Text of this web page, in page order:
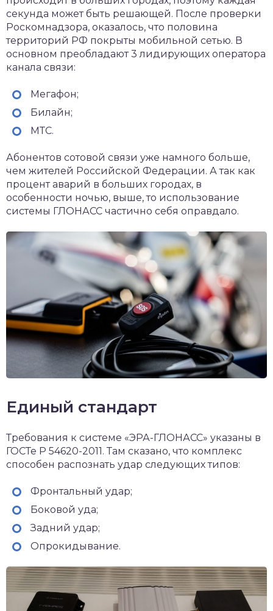
секунда может быть решающей. После проверки
Роскомнадзора, оказалось, что половина
территорий РФ покрыты мобильной сетью. В
основном преобладают 3 лидирующих оператора
канала связи:
Мегафон;
Билайн;
МТС.
Абонентов сотовой связи уже намного больше,
чем жителей Российской Федерации. А так как
процент аварий в больших городах, в
особенности ночью, выше, то использование
системы ГЛОНАСС частично себя оправдало.
Единый стандарт
Требования к системе «ЭРА-ГЛОНАСС» указаны в
ГОСТе Р 54620-2011. Там сказано, что комплекс
способен распознать удар следующих типов:
Фронтальный удар;
Боковой уда;
Задний удар;
Опрокидывание.